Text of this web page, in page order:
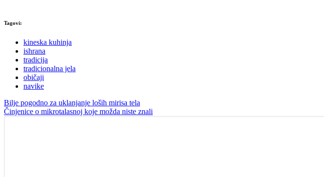
Tagovi:
kineska kuhinja
ishrana
tradicija
tradicionalna jela
običaji
navike
Bilje pogodno za uklanjanje loših mirisa tela
Činjenice o mikrotalasnoj koje možda niste znali